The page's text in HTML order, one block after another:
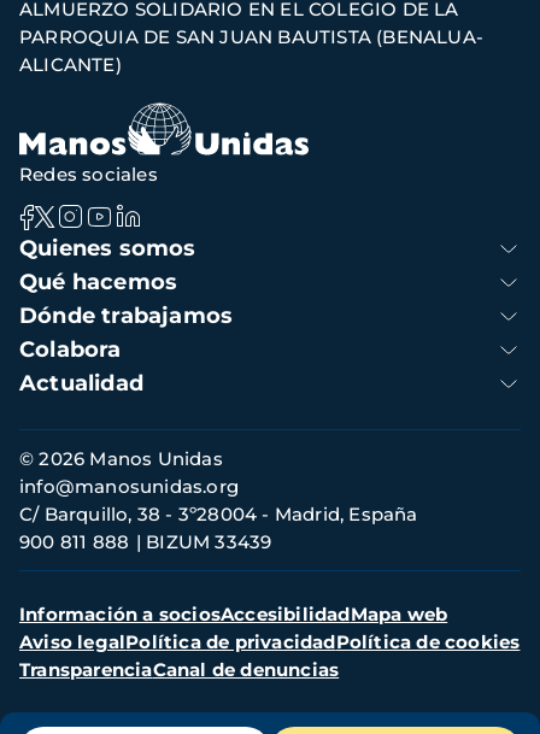
de
navegación
ALMUERZO SOLIDARIO EN EL COLEGIO DE LA
PARROQUIA DE SAN JUAN BAUTISTA (BENALUA-
ALICANTE)
Navegación
principal
Quienes somos
Qué hacemos
Dónde trabajamos
Colabora
Actualidad
Redes sociales
Información
de
contacto
© 2026 Manos Unidas
C/ Barquillo, 38 - 3º28004 - Madrid, España
900 811 888
BIZUM 33439
info@manosunidas.org
Menú
secundario
Información a sociosAccesibilidadMapa web
Aviso legalPolítica de privacidadPolítica de cookies
TransparenciaCanal de denuncias